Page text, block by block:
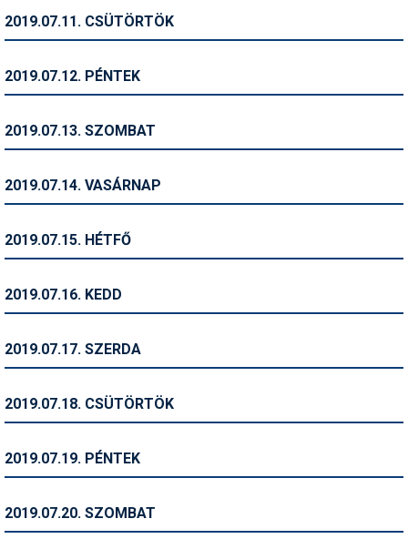
Síbérletárak
Sífelszerelés
Símánia
Síszerviz
Snowboard
2019.07.11. CSÜTÖRTÖK
2019.07.12. PÉNTEK
2019.07.13. SZOMBAT
2019.07.14. VASÁRNAP
2019.07.15. HÉTFŐ
2019.07.16. KEDD
2019.07.17. SZERDA
2019.07.18. CSÜTÖRTÖK
2019.07.19. PÉNTEK
2019.07.20. SZOMBAT